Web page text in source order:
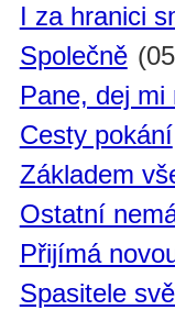
I za hranici
Společně
Pane, dej mi
Cesty pokání
Základem
Ostatní
Přijímá
Spasitele